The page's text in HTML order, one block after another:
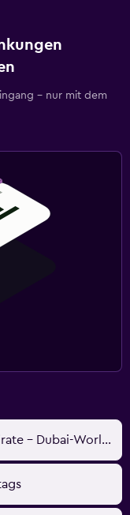
– nur mit dem
Dubai, Vereinigte Arabische Emirate - Dubai-World Central Intl (DWC)